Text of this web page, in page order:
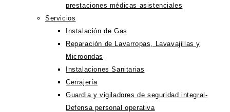
prestaciones médicas asistenciales
Servicios
Instalación de Gas
Reparación de Lavarropas, Lavavajillas y
Microondas
Instalaciones Sanitarias
Cerrajería
Guardia y vigiladores de seguridad integral-
Defensa personal operativa